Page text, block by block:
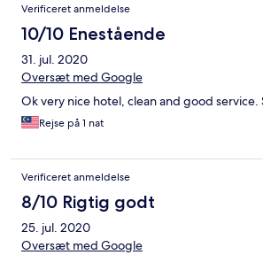
Verificeret anmeldelse
10/10 Enestående
31. jul. 2020
Oversæt med Google
Ok very nice hotel, clean and good
Rejse på 1 nat
Verificeret anmeldelse
8/10 Rigtig godt
25. jul. 2020
Oversæt med Google